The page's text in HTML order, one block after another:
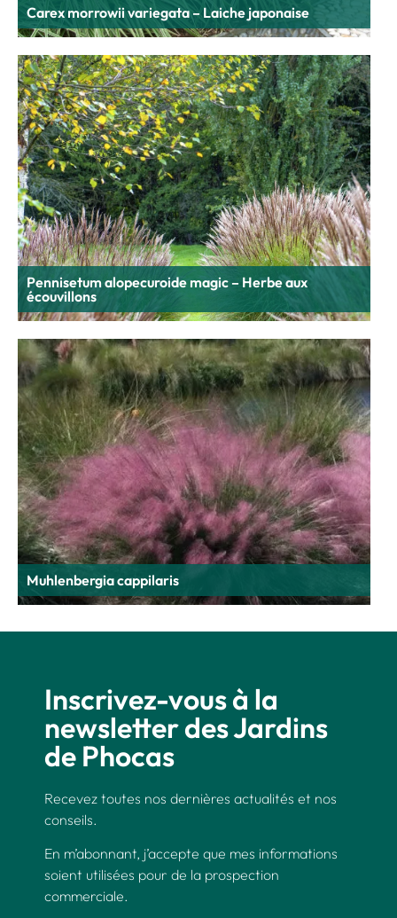
Carex morrowii variegata – Laiche japonaise
Pennisetum alopecuroide magic – Herbe aux
écouvillons
Muhlenbergia cappilaris
Inscrivez-vous à la
newsletter des Jardins
de Phocas
Recevez toutes nos dernières actualités et nos
conseils.
En m’abonnant, j’accepte que mes informations
soient utilisées pour de la prospection
commerciale.